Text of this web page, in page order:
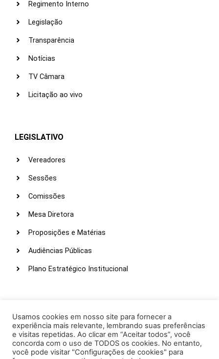
Regimento Interno
Legislação
Transparência
Notícias
TV Câmara
Licitação ao vivo
LEGISLATIVO
Vereadores
Sessões
Comissões
Mesa Diretora
Proposições e Matérias
Audiências Públicas
Plano Estratégico Institucional
Webmail
Intranet
Administração
Usamos cookies em nosso site para fornecer a
experiência mais relevante, lembrando suas preferências
e visitas repetidas. Ao clicar em “Aceitar todos”, você
concorda com o uso de TODOS os cookies. No entanto,
você pode visitar "Configurações de cookies" para